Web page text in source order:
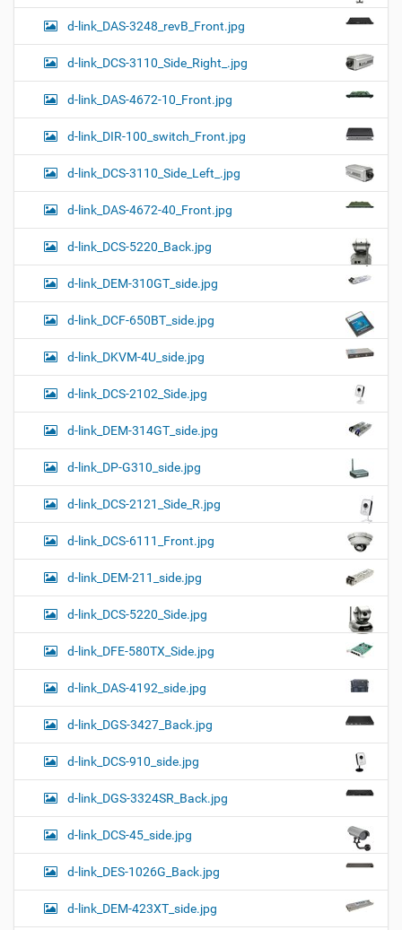
d-link_DAS-3248_revB_Front.jpg
d-link_DCS-3110_Side_Right_.jpg
d-link_DAS-4672-10_Front.jpg
d-link_DIR-100_switch_Front.jpg
d-link_DCS-3110_Side_Left_.jpg
d-link_DAS-4672-40_Front.jpg
d-link_DCS-5220_Back.jpg
d-link_DEM-310GT_side.jpg
d-link_DCF-650BT_side.jpg
d-link_DKVM-4U_side.jpg
d-link_DCS-2102_Side.jpg
d-link_DEM-314GT_side.jpg
d-link_DP-G310_side.jpg
d-link_DCS-2121_Side_R.jpg
d-link_DCS-6111_Front.jpg
d-link_DEM-211_side.jpg
d-link_DCS-5220_Side.jpg
d-link_DFE-580TX_Side.jpg
d-link_DAS-4192_side.jpg
d-link_DGS-3427_Back.jpg
d-link_DCS-910_side.jpg
d-link_DGS-3324SR_Back.jpg
d-link_DCS-45_side.jpg
d-link_DES-1026G_Back.jpg
d-link_DEM-423XT_side.jpg